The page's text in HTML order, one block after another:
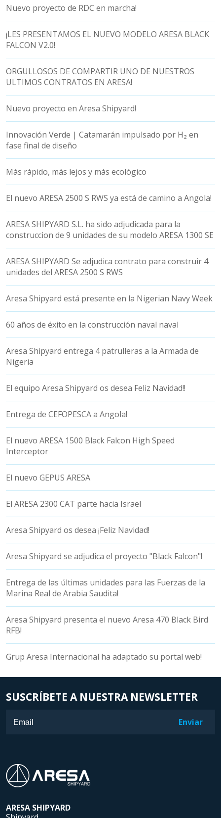
Nuevo proyecto de RDC en marcha!
¡LES PRESENTAMOS EL NUEVO MODELO ARESA BLACK
FALCON V2.0!
ORGULLOSOS DE COMPARTIR UNO DE NUESTROS
ULTIMOS CONTRATOS EN ARESA!
Nuevo proyecto en Aresa Shipyard!
Innovación Verde | Catamarán impulsado por H₂ en
fase final de diseño
Más rápido, más lejos y más ecológico
El nuevo ARESA 2500 S RWS ya está de camino a Angola!
ARESA SHIPYARD S.L. ha sido adjudicada para la
construccion de 9 unidades de su modelo ARESA 1300 SE
ARESA SHIPYARD Se adjudica contrato para construir 4
unidades del ARESA 2500 S RWS
Aresa Shipyard está presente en la Nigerian Navy Week
60 años de éxito en la construcción naval naval
Aresa Shipyard entrega 4 patrulleras a la Armada de
Nigeria
El equipo Aresa Shipyard os desea Feliz Navidad!!
Entrega de CEFOPESCA a Angola!
El nuevo ARESA 1500 Black Falcon High Speed
Interceptor
El nuevo GEPUS ARESA
El ARESA 2300 CAT parte hacia Israel
Aresa Shipyard os desea ¡Feliz Navidad!
Aresa Shipyard se adjudica el proyecto "Black Falcon"!
Entrega de las últimas unidades para las Fuerzas de la
Marina Real de Arabia Saudita!
Aresa Shipyard presenta el nuevo Aresa 470 Black Bird
RFB!
Grup Aresa Internacional ha adaptado su portal web!
SUSCRÍBETE A NUESTRA NEWSLETTER
ARESA SHIPYARD